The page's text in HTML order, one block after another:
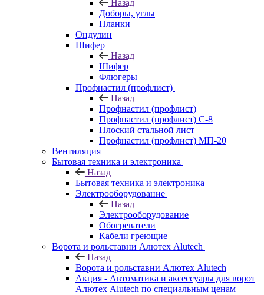
Назад
Доборы, углы
Планки
Ондулин
Шифер
Назад
Шифер
Флюгеры
Профнастил (профлист)
Назад
Профнастил (профлист)
Профнастил (профлист) С-8
Плоский стальной лист
Профнастил (профлист) МП-20
Вентиляция
Бытовая техника и электроника
Назад
Бытовая техника и электроника
Электрооборудование
Назад
Электрооборудование
Обогреватели
Кабели греющие
Ворота и рольставни Алютех Alutech
Назад
Ворота и рольставни Алютех Alutech
Акция - Автоматика и аксессуары для ворот
Алютех Alutech по специальным ценам